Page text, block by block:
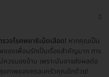
จโรคพยาธิเม็ดเลือด! หากคุณเป็น
องเพื่อนรักเป็นเรื่องสำคัญมาก การ
วรมองข้าม เพราะมันอาจส่งผลต่อ
ภาพของครอบครัวคุณอีกด้วย!